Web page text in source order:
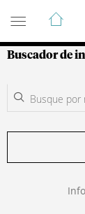
Guía de
Buscador de